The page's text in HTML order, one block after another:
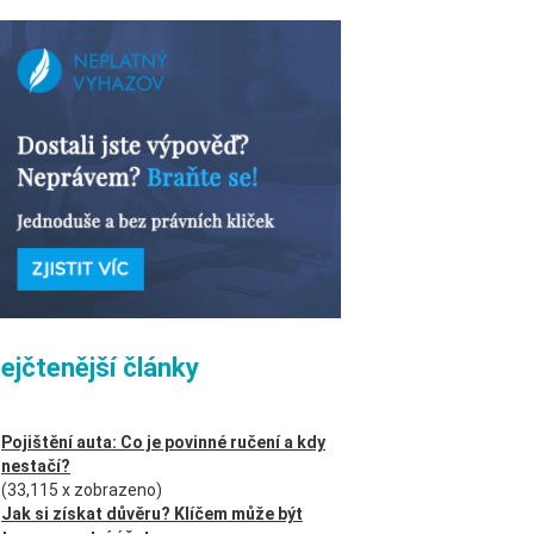
články
Pojištění auta: Co je povinné ručení a kdy
nestačí?
(33,115 x zobrazeno)
Jak si získat důvěru? Klíčem může být